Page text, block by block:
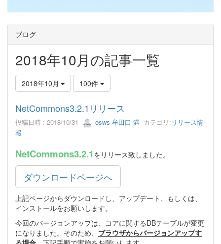
ブログ
2018年10月の記事一覧
2018年10月 100件
NetCommons3.2.1リリース
投稿日時 : 2018/10/31 osws 牟田口 満 カテゴリ: リリース情
報
NetCommons3.2.1 をリリース致しました。
ダウンロードページへ
上記ページからダウンロードし、アップデート、もしくは、
インストールをお願いします。
今回のバージョンアップは、コアに関するDBテーブルが変更
になりました。そのため、 ブラウザからバージョンアップす